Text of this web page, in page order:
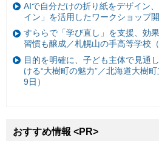
AIで自分だけの折り紙をデザイン
イン」を活用したワークショップ
すららで「学び直し」を支援、効
習慣も醸成／札幌山の手高等学校
目的を明確に、子ども主体で見通
ける“大樹町の魅力”／北海道大樹
9日）
おすすめ情報 <PR>